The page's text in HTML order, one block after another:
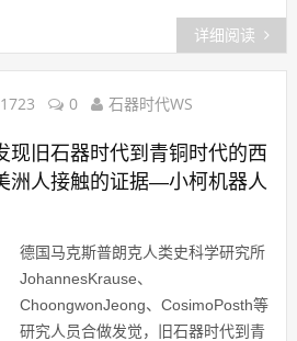
详细阅读
1723 0 石器时代WS
现旧石器时代到青铜时代的西
洲人接触的证据—小柯机器人
德国马克斯普朗克人类史科学研究所
JohannesKrause、
ChoongwonJeong、CosimoPosth等
研究人员合做发觉，旧石器时代到青